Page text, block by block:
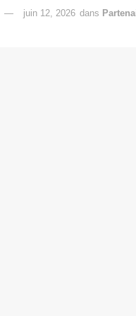
juin 12, 2026 dans